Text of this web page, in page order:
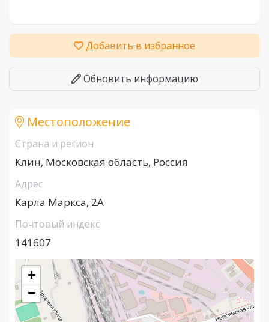
Добавить в избранное
Обновить информацию
Местоположение
Страна и регион
Клин, Московская область, Россия
Адрес
Карла Маркса, 2А
Почтовый индекс
141607
+
−